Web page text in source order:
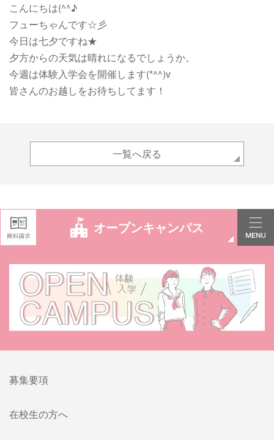
こんにちは(^^♪
フューちゃんです☆彡
今日は七夕ですね★
夕方からの天気は晴れになるでしょうか。
今週は体験入学会を開催します(*^^)v
皆さんのお越しをお待ちしてます！
一覧へ戻る
オープンキャンパス
募集要項
在校生の方へ